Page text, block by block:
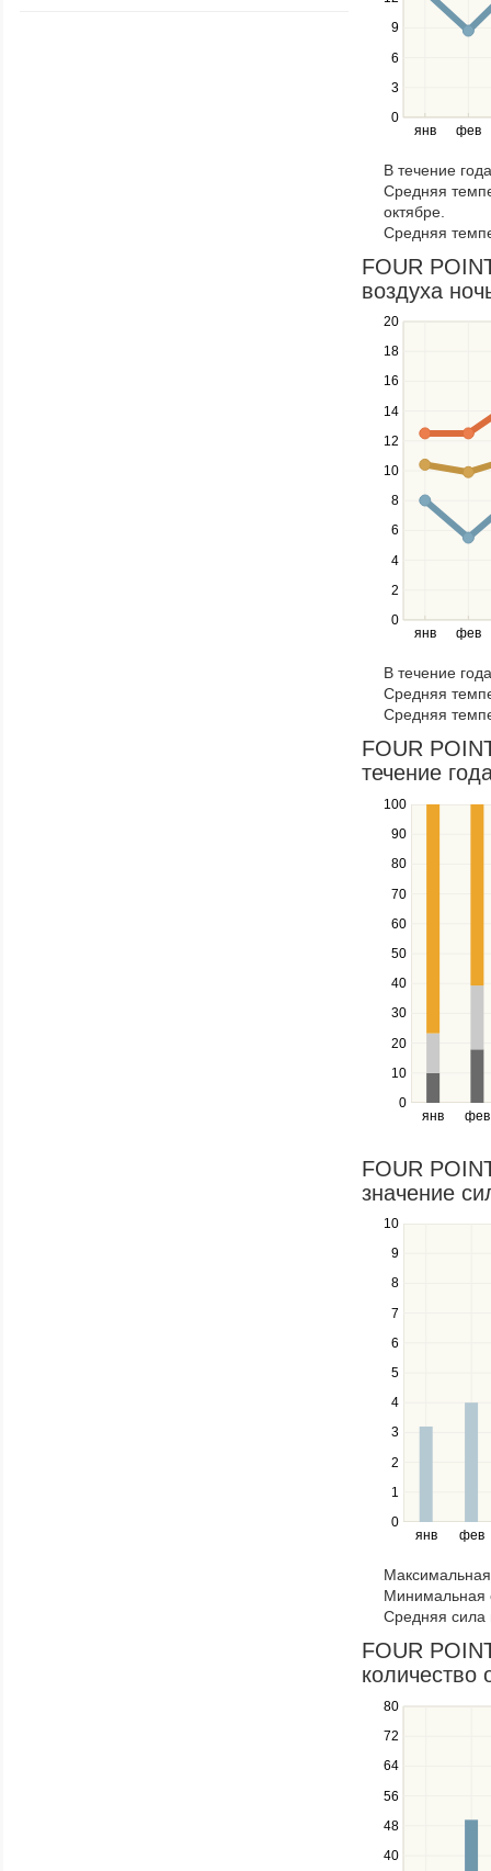
янв фев
0
3
6
9
series.
Use
the
and
right
keys
navigate
through
items
in
a
series.
В течение
Средняя
октябре.
Средняя
FOUR
воздуха
янв фев
0
2
4
6
8
10
12
14
16
18
20
Use
the
and
down
to
navigate
series.
Use
the
and
right
keys
navigate
through
items
in
a
series.
В течение
Средняя
Средняя
FOUR
течение
янв фев
0
10
20
30
40
50
60
70
80
90
100
Use
the
and
down
to
navigate
series.
Use
the
and
right
navigate
through
items
in
series.
FOUR
значение
янв фев
0
1
2
3
4
5
6
7
8
9
10
Use
the
and
down
to
navigate
series.
Use
the
and
right
navigate
through
items
in
a
series.
Минимальная
Средняя сила
FOUR
количество
40
48
56
64
72
80
Use
the
and
down
to
navigate